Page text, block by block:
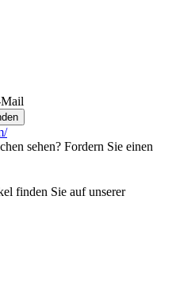
sehen? Fordern Sie einen
finden Sie auf unserer